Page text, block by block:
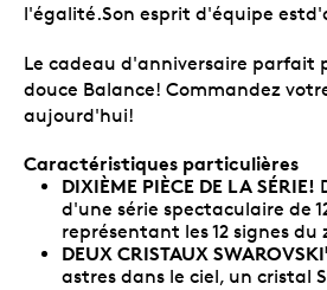
l'égalité.Son esprit d'équipe
Le cadeau d'anniversaire parfait
douce Balance! Commandez
aujourd'hui!
Caractéristiques particulières
DIXIÈME PIÈCE DE LA SÉRIE!
d'une série spectaculaire de
représentant les 12 signes du
DEUX CRISTAUX SWAROVSKI
astres dans le ciel, un cristal